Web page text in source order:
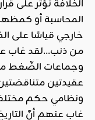
الخلافة تؤثّر على
المحاسبة أو
خارجي قياسًا على
من ذنب…لقد غاب
وجماعات الضّغط
عقيدتين
ونظامي حكم
غاب عنهم أنّ